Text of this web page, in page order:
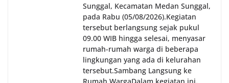
Sunggal, Kecamatan Medan Sunggal,
pada Rabu (05/08/2026).‎‎Kegiatan
tersebut berlangsung sejak pukul
09.00 WIB hingga selesai, menyasar
rumah-rumah warga di beberapa
lingkungan yang ada di kelurahan
tersebut.‎Sambang Langsung ke